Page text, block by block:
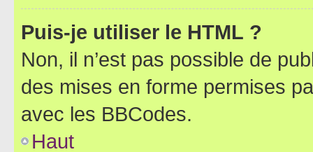
Puis-je utiliser le HTML ?
Non, il n’est pas possible de
des mises en forme permises
avec les BBCodes.
Haut